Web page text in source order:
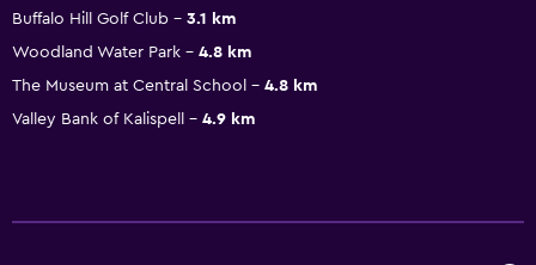
Buffalo Hill Golf Club
3.1 km
Woodland Water Park
4.8 km
The Museum at Central School
4.8 km
Valley Bank of Kalispell
4.9 km